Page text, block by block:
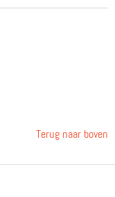
Terug naar boven